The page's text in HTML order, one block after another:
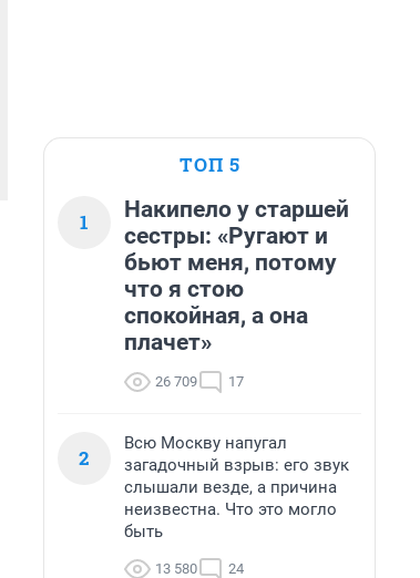
ТОП 5
1
Накипело у старшей
сестры: «Ругают и
бьют меня, потому
что я стою
спокойная, а она
плачет»
26 709 17
2
Всю Москву напугал
загадочный взрыв: его звук
слышали везде, а причина
неизвестна. Что это могло
быть
13 580 24